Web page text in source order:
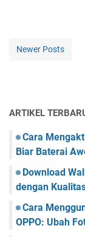
Newer Posts
ARTIKEL
Cara
Biar Baterai
Download
dengan
Cara
OPPO: Ubah